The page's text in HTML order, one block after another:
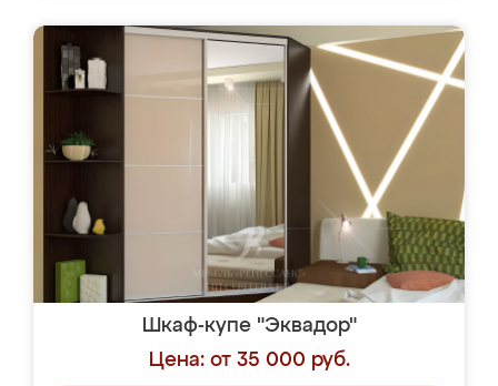
Шкаф-купе "Эквадор"
Цена: от 35 000 руб.